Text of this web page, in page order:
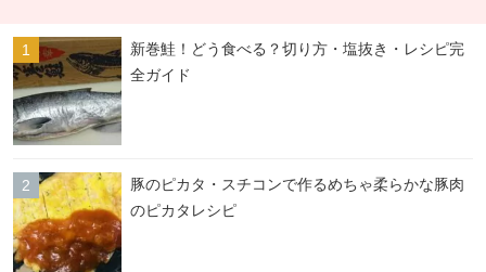
新巻鮭！どう食べる？切り方・塩抜き・レシピ完
全ガイド
豚のピカタ・スチコンで作るめちゃ柔らかな豚肉
のピカタレシピ